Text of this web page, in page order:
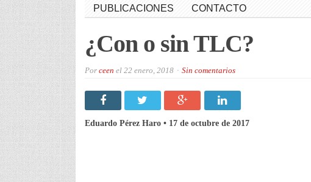
PUBLICACIONES
CONTACTO
¿Con o sin TLC?
Por ceen el 22 enero, 2018 Sin comentarios
Eduardo Pérez Haro • 17 de octubre de 2017